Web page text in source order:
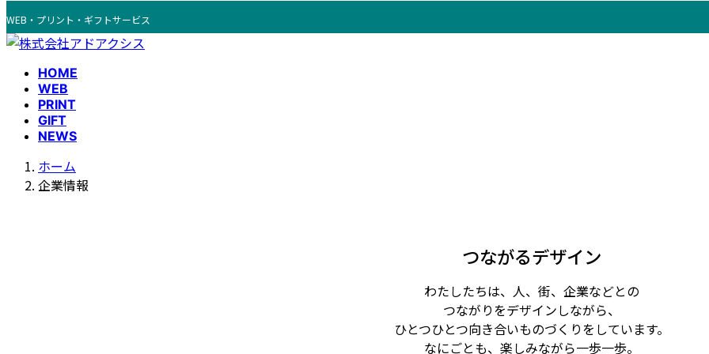
ン
テ
ビ
ゲ
WEB・プリント・ギフトサービス
HOME
WEB
PRINT
GIFT
NEWS
ホーム
企業情報
つながるデザイン
わたしたちは、人、街、企業などとの
つながりをデザインしながら、
ひとつひとつ向き合いものづくりをしています。
なにごとも、楽しみながら一歩一歩。